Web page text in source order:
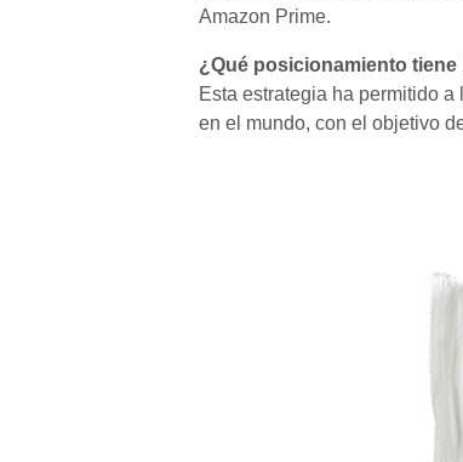
Amazon Prime.
¿Qué posicionamiento
Esta estrategia ha permitido
en el mundo, con el objetivo